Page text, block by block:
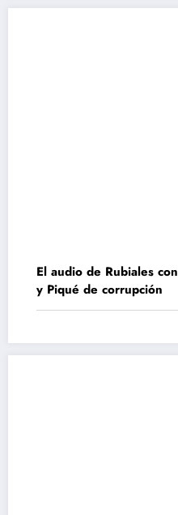
El audio de Rubiales
y Piqué de corrupción